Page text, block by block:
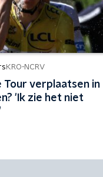
KRO-NCRV
Tour verplaatsen in
'Ik zie het niet